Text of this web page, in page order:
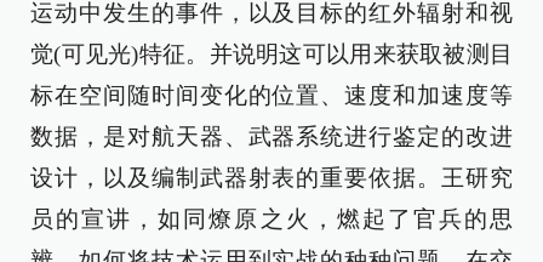
运动中发生的事件，以及目标的红外辐射和视
觉(可见光)特征。并说明这可以用来获取被测目
标在空间随时间变化的位置、速度和加速度等
数据，是对航天器、武器系统进行鉴定的改进
设计，以及编制武器射表的重要依据。王研究
员的宣讲，如同燎原之火，燃起了官兵的思